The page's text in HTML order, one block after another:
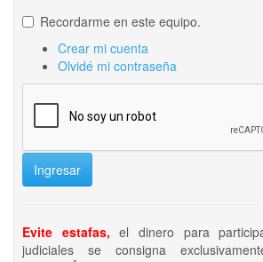
Recordarme en este equipo.
Crear mi cuenta
Olvidé mi contraseña
Ingresar
Evite estafas, el dinero para
judiciales se consigna